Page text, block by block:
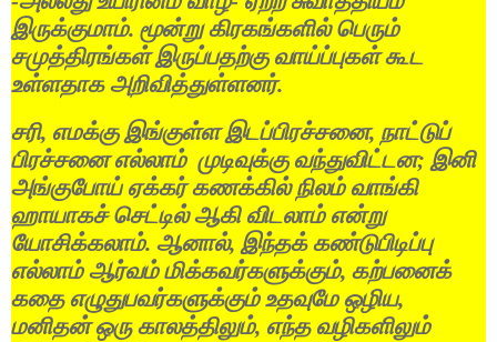
இருக்குமாம். மூன்று கிரகங்களில் பெரும்
சமுத்திரங்கள் இருப்பதற்கு வாய்ப்புகள் கூட
உள்ளதாக அறிவித்துள்ளனர்.
சரி, எமக்கு இங்குள்ள இடப்பிரச்சனை, நாட்டுப்
பிரச்சனை எல்லாம் முடிவுக்கு வந்துவிட்டன; இனி
அங்குபோய் ஏக்கர் கணக்கில் நிலம் வாங்கி
ஹாயாகச் செட்டில் ஆகி விடலாம் என்று
யோசிக்கலாம். ஆனால், இந்தக் கண்டுபிடிப்பு
எல்லாம் ஆர்வம் மிக்கவர்களுக்கும், கற்பனைக்
கதை எழுதுபவர்களுக்கும் உதவுமே ஒழிய,
மனிதன் ஒரு காலத்திலும், எந்த வழிகளிலும்